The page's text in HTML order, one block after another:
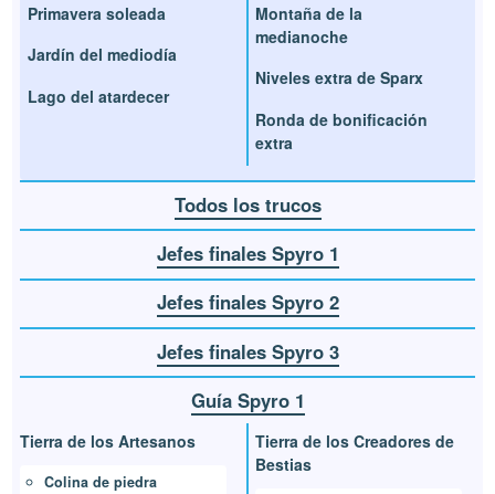
Primavera soleada
Jardín del mediodía
Lago del atardecer
Montaña de la
medianoche
Niveles extra de Sparx
Ronda de bonificación
extra
Todos los trucos
Jefes finales Spyro 1
Jefes finales Spyro 2
Jefes finales Spyro 3
Guía Spyro 1
Tierra de los Artesanos
Colina de piedra
Tierra de los Creadores de
Bestias